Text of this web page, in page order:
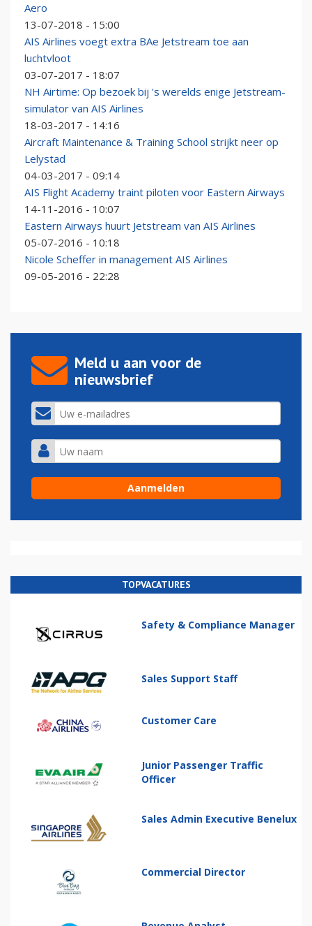
Aero
13-07-2018 - 15:00
AIS Airlines voegt extra BAe Jetstream toe aan
luchtvloot
03-07-2017 - 18:07
NH Airtime: Op bezoek bij 's werelds enige Jetstream-
simulator van AIS Airlines
18-03-2017 - 14:16
Aircraft Maintenance & Training School strijkt neer op
Lelystad
04-03-2017 - 09:14
AIS Flight Academy traint piloten voor Eastern Airways
14-11-2016 - 10:07
Eastern Airways huurt Jetstream van AIS Airlines
05-07-2016 - 10:18
Nicole Scheffer in management AIS Airlines
09-05-2016 - 22:28
Meld u aan voor de
nieuwsbrief
TOPVACATURES
Safety & Compliance Manager
Sales Support Staff
Customer Care
Junior Passenger Traffic
Officer
Sales Admin Executive Benelux
Commercial Director